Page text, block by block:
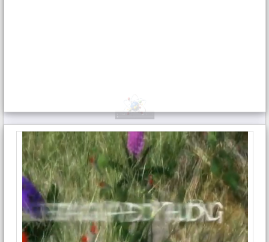
KẾT QUẢ NGHIÊN CỨU VÀ THẢO LUẬN
3.1 Sơ đồ phát triển và chức năng của Ứng
dụng
a) Sơ đồ phát triển Ứng dụng: Sơ đồ phát triển
Ứng dụng theo mô hình xoắn ốc được minh họa
như ở Hình 01.